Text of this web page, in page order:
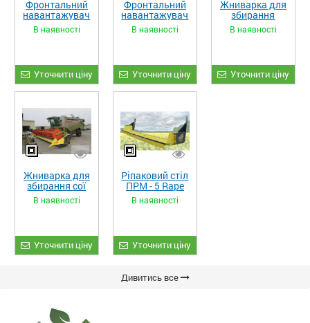
Фронтальний
навантажувач
«STRONG XL»
В наявності
Уточнити ціну
Фронтальний
навантажувач
«STRONG»
В наявності
Уточнити ціну
Жниварка для
збирання
кукурудзи
ЖКИ-870
В наявності
Уточнити ціну
Жниварка для
збирання сої
та гороху
«ETTARO»
В наявності
Уточнити ціну
Ріпаковий стіл
ПРМ - 5 Rape
Fiore
В наявності
Уточнити ціну
Дивитись все